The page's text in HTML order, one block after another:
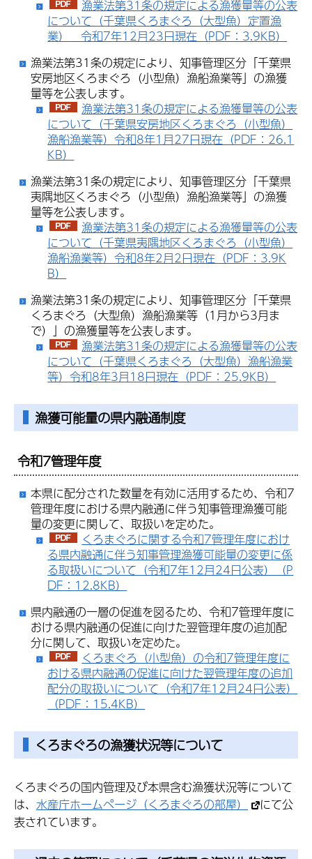
漁業法第31条の規定による漁獲量等の公表
について（千葉県くろまぐろ（大型魚）定置漁
業） 令和7年12月23日現在（PDF：3.9KB）
漁業法第31条の規定により、知事管理区分「千葉県
安房地区くろまぐろ（小型魚）漁船漁業等」の漁獲
量等を公表します。
漁業法第31条の規定による漁獲量等の公表
について（千葉県安房地区くろまぐろ（小型魚）
漁船漁業等）令和8年1月27日現在（PDF：26.1
KB）
漁業法第31条の規定により、知事管理区分「千葉県
夷隅地区くろまぐろ（小型魚）漁船漁業等」の漁獲
量等を公表します。
漁業法第31条の規定による漁獲量等の公表
について（千葉県夷隅地区くろまぐろ（小型魚）
漁船漁業等）令和8年2月2日現在（PDF：3.9K
B）
漁業法第31条の規定により、知事管理区分「千葉県
くろまぐろ（大型魚）漁船漁業等（1月から3月ま
で）」の漁獲量等を公表します。
漁業法第31条の規定による漁獲量等の公表
について（千葉県くろまぐろ（大型魚）漁船漁業
等）令和8年3月18日現在（PDF：25.9KB）
漁獲可能量の県内融通制度
令和7管理年度
本県に配分された数量を有効に活用するため、令和7
管理年度における県内融通に伴う知事管理漁獲可能
量の変更に関して、取扱いを定めた。
くろまぐろに関する令和7管理年度におけ
る県内融通に伴う知事管理漁獲可能量の変更に係
る取扱いについて（令和7年12月24日公表）（P
DF：12.8KB）
県内融通の一層の促進を図るため、令和7管理年度に
おける県内融通の促進に向けた翌管理年度の追加配
分に関して、取扱いを定めた。
くろまぐろ（小型魚）の令和7管理年度に
おける県内融通の促進に向けた翌管理年度の追加
配分の取扱いについて（令和7年12月24日公表）
（PDF：15.4KB）
くろまぐろの漁獲状況等について
くろまぐろの国内管理及び本県含む漁獲状況等について
は、 水産庁ホームページ（くろまぐろの部屋）
にて公
表されています。